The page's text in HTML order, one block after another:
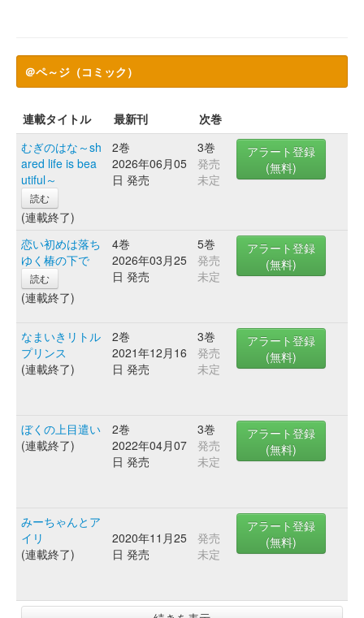
＠ペ～ジ（コミック）
連載タイトル 最新刊
次巻
むぎのはな～sh
ared life is bea
utiful～
読む
(連載終了)
2巻
2026年06月05
日 発売
3巻
発売
未定
アラート登録
(無料)
恋い初めは落ち
ゆく椿の下で
読む
(連載終了)
4巻
2026年03月25
日 発売
5巻
発売
未定
アラート登録
(無料)
なまいきリトル
プリンス
(連載終了)
2巻
2021年12月16
日 発売
3巻
発売
未定
アラート登録
(無料)
ぼくの上目遣い
(連載終了)
2巻
2022年04月07
日 発売
3巻
発売
未定
アラート登録
(無料)
みーちゃんとア
イリ
(連載終了)
2020年11月25
日 発売
発売
未定
アラート登録
(無料)